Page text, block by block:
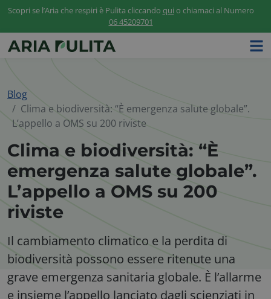
Scopri se l’Aria che respiri è Pulita cliccando qui o chiamaci al Numero
06 45209701
Blog
Clima e biodiversità: “È emergenza salute globale”.
L’appello a OMS su 200 riviste
Clima e biodiversità: “È
emergenza salute globale”.
L’appello a OMS su 200
riviste
Il cambiamento climatico e la perdita di
biodiversità possono essere ritenute una
grave emergenza sanitaria globale. È l’allarme
e insieme l’appello lanciato dagli scienziati in